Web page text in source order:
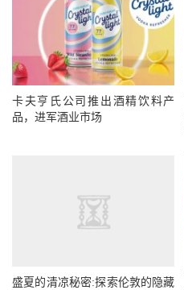
卡夫亨氏公司推出酒精饮料产
品，进军酒业市场
盛夏的清凉秘密:探索伦敦的隐藏